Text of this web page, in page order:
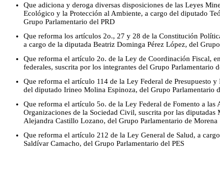
Que adiciona y deroga diversas disposiciones de las Leyes
Ecológico y la Protección al Ambiente, a cargo del diputado
Grupo Parlamentario del PRD
Que reforma los artículos 2o., 27 y 28 de la Constitución
a cargo de la diputada Beatriz Dominga Pérez López, del
Que reforma el artículo 2o. de la Ley de Coordinación Fiscal,
federales, suscrita por los integrantes del Grupo Parlamentario
Que reforma el artículo 114 de la Ley Federal de Presupuesto
del diputado Irineo Molina Espinoza, del Grupo Parlamentario
Que reforma el artículo 5o. de la Ley Federal de Fomento a las
Organizaciones de la Sociedad Civil, suscrita por las diputadas
Alejandra Castillo Lozano, del Grupo Parlamentario de Morena
Que reforma el artículo 212 de la Ley General de Salud, a
Saldívar Camacho, del Grupo Parlamentario del PES